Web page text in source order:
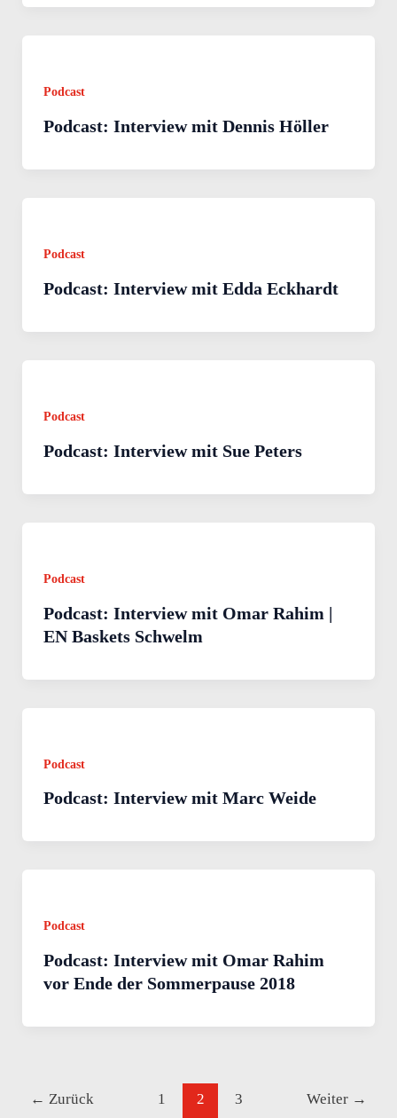
Podcast
Podcast: Interview mit Dennis Höller
Podcast
Podcast: Interview mit Edda Eckhardt
Podcast
Podcast: Interview mit Sue Peters
Podcast
Podcast: Interview mit Omar Rahim |
EN Baskets Schwelm
Podcast
Podcast: Interview mit Marc Weide
Podcast
Podcast: Interview mit Omar Rahim
vor Ende der Sommerpause 2018
← Zurück 1 2 3 Weiter →